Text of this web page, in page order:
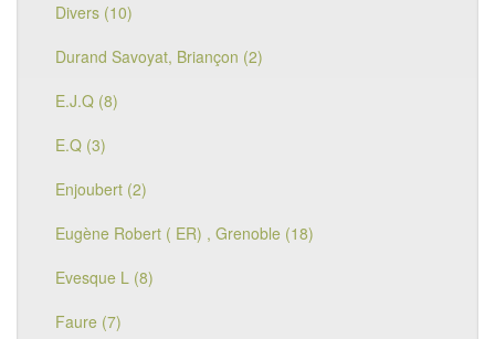
Divers (10)
Durand Savoyat, Briançon (2)
E.J.Q (8)
E.Q (3)
Enjoubert (2)
Eugène Robert ( ER) , Grenoble (18)
Evesque L (8)
Faure (7)